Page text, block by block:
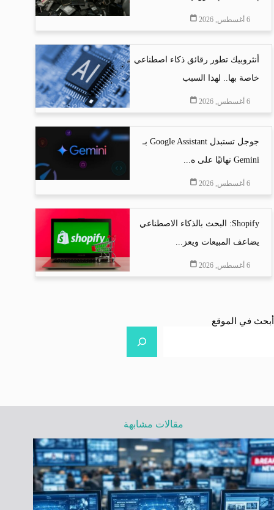
6 أغسطس, 2026
أنثروبيك تطور رقائق ذكاء اصطناعي
خاصة بها.. لهذا السبب
6 أغسطس, 2026
جوجل تستبدل Google Assistant بـ
Gemini نهائيًا على ه...
6 أغسطس, 2026
Shopify: البحث بالذكاء الاصطناعي
يضاعف المبيعات ويعز...
6 أغسطس, 2026
أبحث في الموقع
مقالات مشابهة